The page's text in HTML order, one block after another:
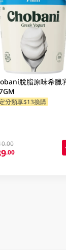
脫脂原味希臘
分類享$13換購
.00